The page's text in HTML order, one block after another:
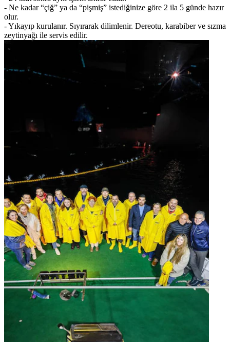
- Ne kadar “çiğ” ya da “pişmiş” istediğinize göre 2 ila 5 günde hazır
olur.
- Yıkayıp kurulanır. Sıyırarak dilimlenir. Dereotu, karabiber ve sızma
zeytinyağı ile servis edilir.